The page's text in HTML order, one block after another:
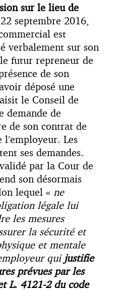
sur le lieu de
septembre 2016,
est
verbalement sur son
futur repreneur de
de son
déposé une
le Conseil de
demande de
de son contrat de
Les
ses demandes.
par la Cour de
son désormais
lequel « ne
légale lui
les mesures
la sécurité et
et mentale
qui justifie
prévues par les
L. 4121-2 du code